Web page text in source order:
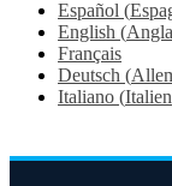
Español (
English (
Français
Deutsch (
Italiano (Italien